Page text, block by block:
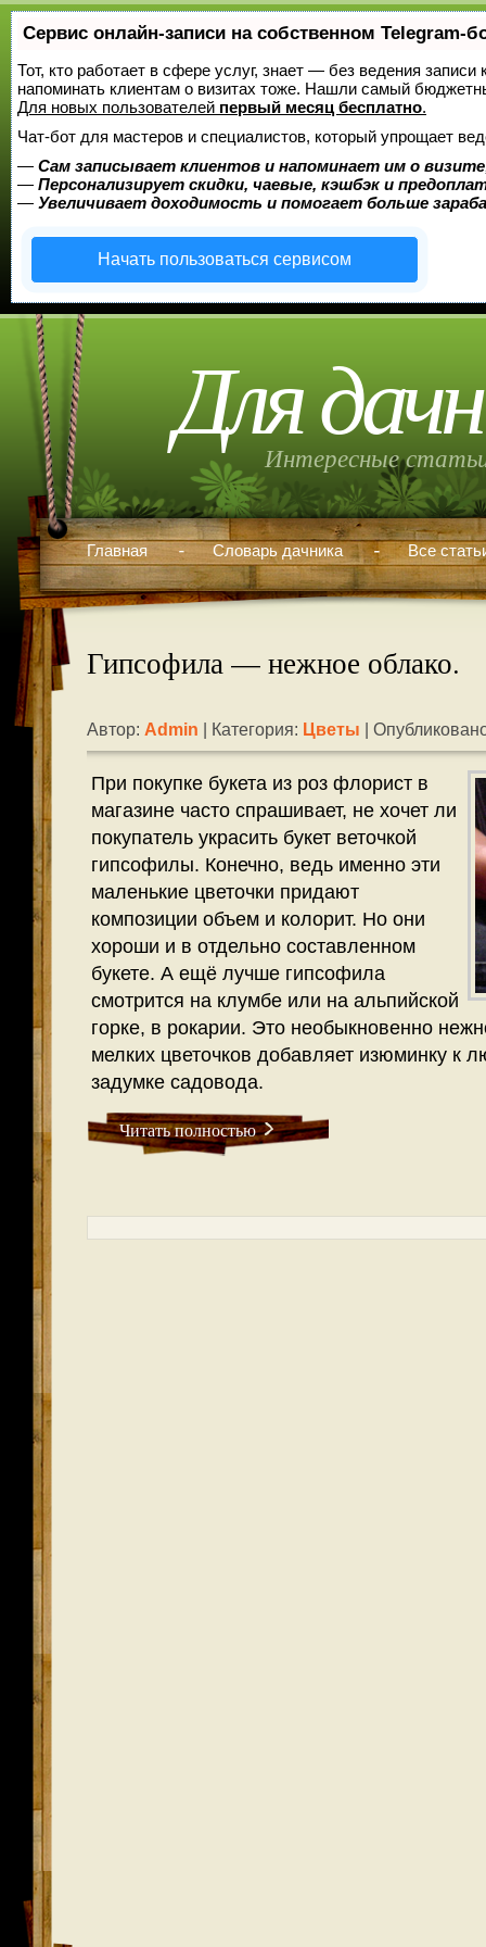
Сервис онлайн-записи на собственном Telegram-
Тот, кто работает в сфере услуг, знает — без ведения
напоминать клиентам о визитах тоже. Нашли самый
Для новых пользователей первый месяц бесплатно.
Чат-бот для мастеров и специалистов, который упрощает
— Сам записывает клиентов и напоминает им о
— Персонализирует скидки, чаевые, кэшбэк и
— Увеличивает доходимость и помогает больше
Начать пользоваться сервисом
Для
Интересные
Главная Словарь дачника Все
Гипсофила — нежное облако.
Автор: Admin | Категория: Цветы |
При покупке букета из роз флорист в
магазине часто спрашивает, не хочет ли
покупатель украсить букет веточкой
гипсофилы. Конечно, ведь именно эти
маленькие цветочки придают
композиции объем и колорит. Но они
хороши и в отдельно составленном
букете. А ещё лучше гипсофила
смотрится на клумбе или на альпийской
горке, в рокарии. Это необыкновенно
мелких цветочков добавляет изюминку к
задумке садовода.
Читать полностью